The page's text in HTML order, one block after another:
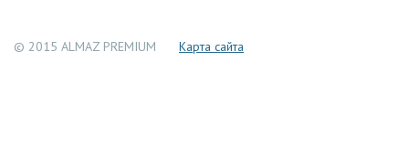
© 2015 ALMAZ PREMIUM Каpта сайта